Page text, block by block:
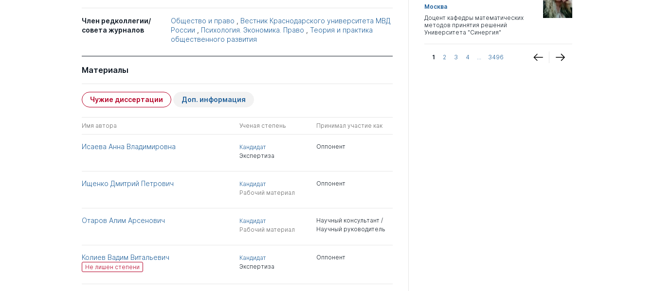
Член редколлегии/
совета журналов
Общество и право
Вестник Краснодарского университета МВД
России
Психология. Экономика. Право
Теория и практика
общественного развития
Материалы
Чужие диссертации Доп. информация
Имя автора Ученая степень Принимал участие как
Исаева Анна Владимировна
Кандидат
Экспертиза
Оппонент
Ищенко Дмитрий Петрович
Кандидат
Рабочий материал
Оппонент
Отаров Алим Арсенович
Кандидат
Рабочий материал
Научный консультант /
Научный руководитель
Колиев Вадим Витальевич
Не лишен степени
Кандидат
Экспертиза
Оппонент
Москва
Доцент кафедры математических
методов принятия решений
Университета "Синергия"
1 2 3 4 ... 3496